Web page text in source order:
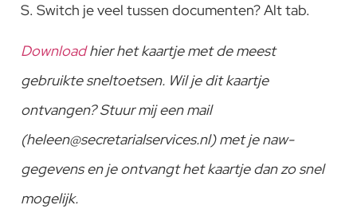
S. Switch je veel tussen documenten? Alt tab.
Downloadhier het kaartje met de meest
gebruikte sneltoetsen. Wil je dit kaartje
ontvangen? Stuur mij een mail
(heleen@secretarialservices.nl) met je naw-
gegevens en je ontvangt het kaartje dan zo snel
mogelijk.